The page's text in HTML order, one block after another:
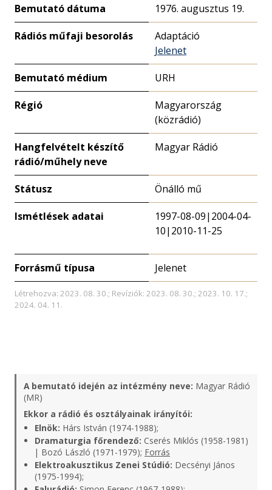
Bemutató dátuma 1976. augusztus 19.
Rádiós műfaji besorolás
Adaptáció
Jelenet
Bemutató médium URH
Régió
Magyarország
(közrádió)
Hangfelvételt készítő
rádió/műhely neve
Magyar Rádió
Státusz Önálló mű
Ismétlések adatai
1997-08-09|2004-04-
10|2010-11-25
Forrásmű típusa Jelenet
Létrehozva: 2023. 08. 30.; Revíziók: 2023. 08. 30.; 2023. 10. 17.;
2024. 04. 11.
A bemutató idején az intézmény neve: Magyar Rádió
(MR)
Ekkor a rádió és osztályainak irányítói:
Elnök: Hárs István (1974-1988);
Dramaturgia főrendező: Cserés Miklós (1958-1981)
| Bozó László (1971-1979); Forrás
Elektroakusztikus Zenei Stúdió: Decsényi János
(1975-1994);